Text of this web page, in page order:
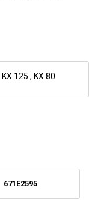
KX 125 , KX 80
671E2595